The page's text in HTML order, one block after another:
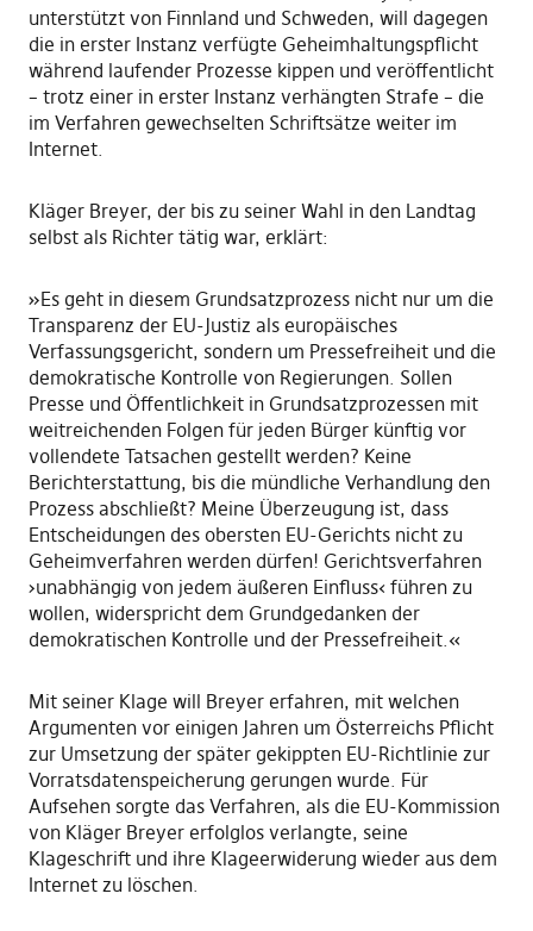
unterstützt von Finnland und Schweden, will dagegen
die in erster Instanz verfügte Geheimhaltungspflicht
während laufender Prozesse kippen und veröffentlicht
– trotz einer in erster Instanz verhängten Strafe – die
im Verfahren gewechselten Schriftsätze weiter im
Internet.
Kläger Breyer, der bis zu seiner Wahl in den Landtag
selbst als Richter tätig war, erklärt:
»Es geht in diesem Grundsatzprozess nicht nur um die
Transparenz der EU-Justiz als europäisches
Verfassungsgericht, sondern um Pressefreiheit und die
demokratische Kontrolle von Regierungen. Sollen
Presse und Öffentlichkeit in Grundsatzprozessen mit
weitreichenden Folgen für jeden Bürger künftig vor
vollendete Tatsachen gestellt werden? Keine
Berichterstattung, bis die mündliche Verhandlung den
Prozess abschließt? Meine Überzeugung ist, dass
Entscheidungen des obersten EU-Gerichts nicht zu
Geheimverfahren werden dürfen! Gerichtsverfahren
›unabhängig von jedem äußeren Einfluss‹ führen zu
wollen, widerspricht dem Grundgedanken der
demokratischen Kontrolle und der Pressefreiheit.«
Mit seiner Klage will Breyer erfahren, mit welchen
Argumenten vor einigen Jahren um Österreichs Pflicht
zur Umsetzung der später gekippten EU-Richtlinie zur
Vorratsdatenspeicherung gerungen wurde. Für
Aufsehen sorgte das Verfahren, als die EU-Kommission
von Kläger Breyer erfolglos verlangte, seine
Klageschrift und ihre Klageerwiderung wieder aus dem
Internet zu löschen.